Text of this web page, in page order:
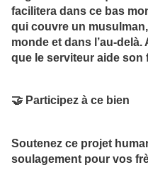
facilitera dans ce bas
qui couvre un
monde et dans l’au-
que le serviteur aide son
🤝 Participez à ce bien
Soutenez ce projet
soulagement pour vos